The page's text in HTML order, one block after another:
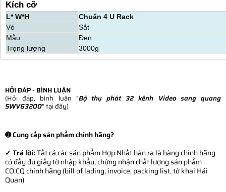
Kích cỡ
L* W*H
Chuẩn 4 U Rack
Vỏ
Sắt
Mẫu
Đen
Trọng lượng
3000g
HỎI ĐÁP - BÌNH LUẬN
(Hỏi đáp, bình luận "Bộ thụ phát 32 kênh Video sang quang
SWV63200" tại đây)
➊ Cung cấp sản phẩm chính hãng?
✓ Trả lời:Tất cả các sản phẩm Hợp Nhất bán ra là hàng chính hãng
có đầy đủ giấy tờ nhập khẩu, chứng nhận chất lượng sản phẩm
CO,CQ chính hãng (bill of lading, invoice, packing list, tờ khai Hải
Quan)